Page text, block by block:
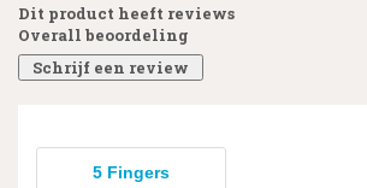
Dit product heeft reviews
Overall beoordeling
Schrijf een review
5 Fingers